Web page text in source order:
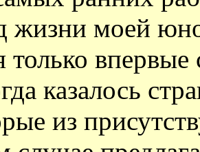
жизни моей
только
казалось
из